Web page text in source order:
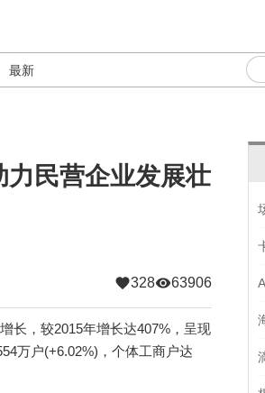
最新
力民营企业发展壮
328 63906
，较2015年增长达407%，呈现
万户(+6.02%)，个体工商户达